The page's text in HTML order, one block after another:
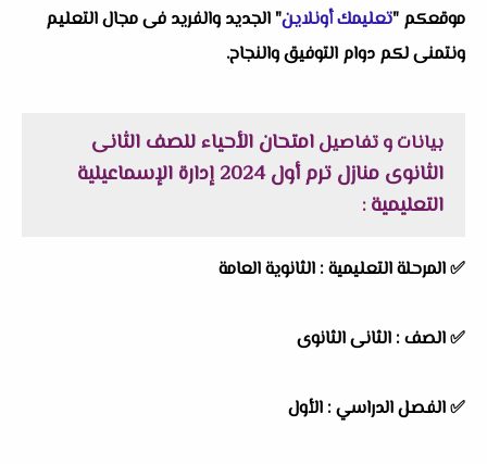
موقعكم "تعليمك أونلاين" الجديد والفريد فى مجال التعليم
ونتمنى لكم دوام التوفيق والنجاح.
بيانات و تفاصيلامتحان الأحياء للصف الثانى
الثانوى منازل ترم أول 2024 إدارة الإسماعيلية
التعليمية:
✅المرحلة التعليمية : الثانوية العامة
✅الصف : الثانى الثانوى
✅الفصل الدراسي : الأول